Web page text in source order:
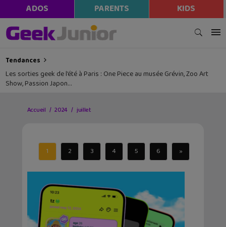
ADOS PARENTS KIDS
Tendances
Les sorties geek de l’été à Paris : One Piece au musée Grévin, Zoo Art
Show, Passion Japon…
Accueil 2024 juillet
1 2 3 4 5 6 »